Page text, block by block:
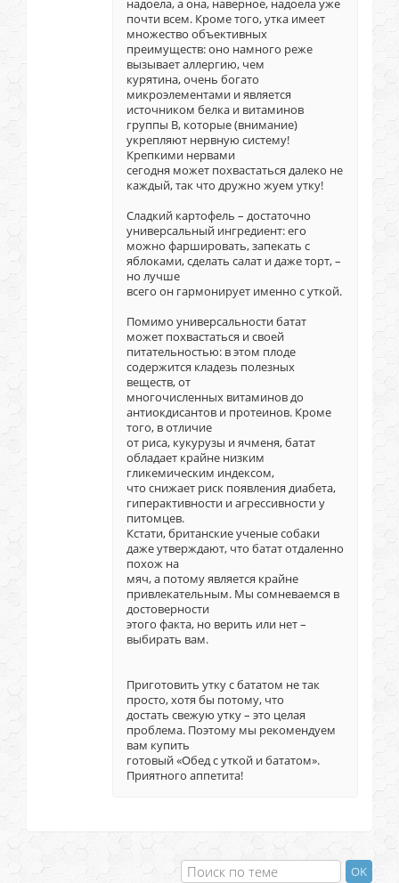
надоела, а она, наверное, надоела уже
почти всем. Кроме того, утка имеет
множество объективных
преимуществ: оно намного реже
вызывает аллергию, чем
курятина, очень богато
микроэлементами и является
источником белка и витаминов
группы В, которые (внимание)
укрепляют нервную систему!
Крепкими нервами
сегодня может похвастаться далеко не
каждый, так что дружно жуем утку!
Сладкий картофель – достаточно
универсальный ингредиент: его
можно фаршировать, запекать с
яблоками, сделать салат и даже торт, –
но лучше
всего он гармонирует именно с уткой.
Помимо универсальности батат
может похвастаться и своей
питательностью: в этом плоде
содержится кладезь полезных
веществ, от
многочисленных витаминов до
антиокдисантов и протеинов. Кроме
того, в отличие
от риса, кукурузы и ячменя, батат
обладает крайне низким
гликемическим индексом,
что снижает риск появления диабета,
гиперактивности и агрессивности у
питомцев.
Кстати, британские ученые собаки
даже утверждают, что батат отдаленно
похож на
мяч, а потому является крайне
привлекательным. Мы сомневаемся в
достоверности
этого факта, но верить или нет –
выбирать вам.
Приготовить утку с бататом не так
просто, хотя бы потому, что
достать свежую утку – это целая
проблема. Поэтому мы рекомендуем
вам купить
готовый «Обед с уткой и бататом».
Приятного аппетита!